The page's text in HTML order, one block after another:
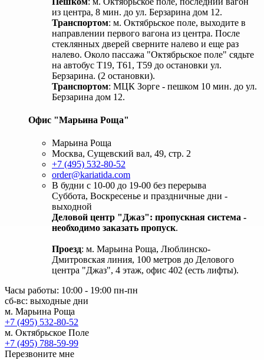
из центра, 8 мин. до ул. Берзарина дом 12.
Транспортом: м. Октябрьское поле, выходите в
направлении первого вагона из центра. После
стеклянных дверей сверните налево и еще раз
налево. Около пассажа "Октябрьское поле" сядьте
на автобус Т19, Т61, Т59 до остановки ул.
Берзарина. (2 остановки).
Транспортом: МЦК Зорге - пешком 10 мин. до ул.
Берзарина дом 12.
Офис "Марьина Роща"
Марьина Роща
Москва, Сущевский вал, 49, стр. 2
+7 (495) 532-80-52
order@kariatida.com
В будни с 10-00 до 19-00 без перерыва
Суббота, Воскресенье и праздничные дни -
выходной
Деловой центр "Джаз": пропускная система -
необходимо заказать пропуск.
Проезд: м. Марьина Роща, Люблинско-
Дмитровская линия, 100 метров до Делового
центра "Джаз", 4 этаж, офис 402 (есть лифты).
Часы работы: 10:00 - 19:00 пн-пн
сб-вс: выходные дни
м. Марьина Роща
+7 (495) 532-80-52
м. Октябрьское Поле
+7 (495) 788-59-99
Перезвоните мне